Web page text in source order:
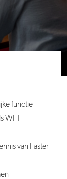
functie
WFT
van Faster